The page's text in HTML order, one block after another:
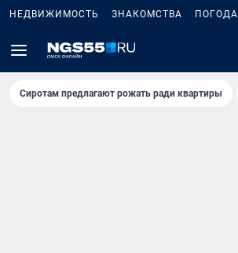
НЕДВИЖИМОСТЬ ЗНАКОМСТВА ПОГОДА
Сиротам предлагают рожать ради квартиры